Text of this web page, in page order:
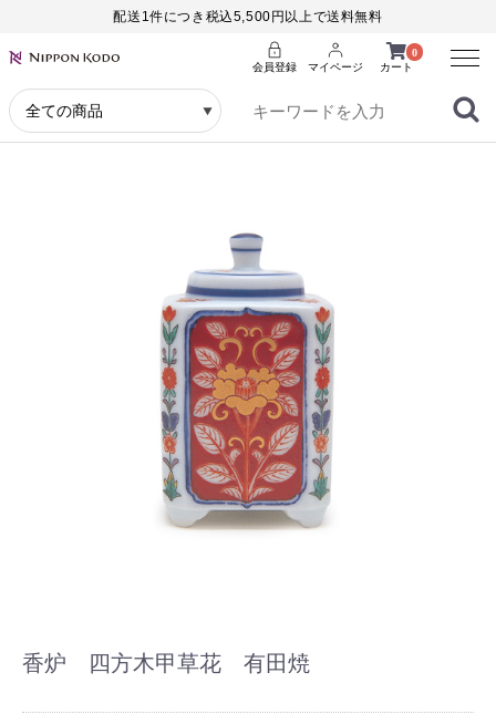
配送1件につき税込5,500円以上で送料無料
0
カート
会員登録 マイページ
Menu
香炉 四方木甲草花 有田焼